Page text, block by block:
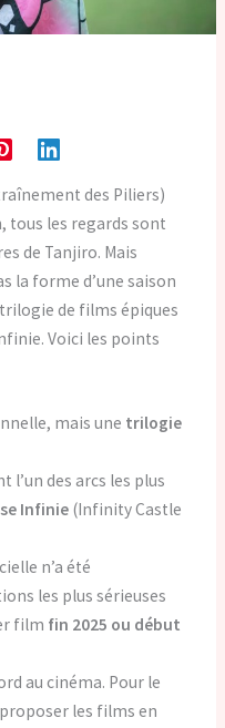
des Piliers)
tous les regards sont
de Tanjiro. Mais
la forme d’une saison
de films épiques
Voici les points
mais une trilogie
l’un des arcs les plus
Infinie (Infinity Castle
n’a été
les plus sérieuses
film fin 2025 ou début
au cinéma. Pour le
les films en